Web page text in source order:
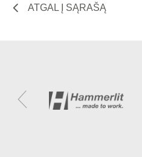
ATGAL Į SĄRAŠĄ